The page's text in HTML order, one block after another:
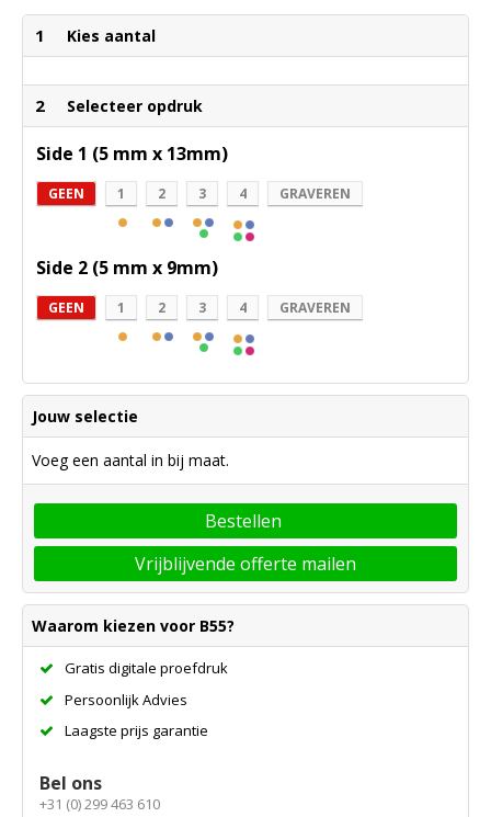
1 Kies aantal
2 Selecteer opdruk
Side 1 (5 mm x 13mm)
GEEN 1 2 3 4 GRAVEREN
Side 2 (5 mm x 9mm)
GEEN 1 2 3 4 GRAVEREN
Jouw selectie
Voeg een aantal in bij maat.
Bestellen
Vrijblijvende offerte mailen
Waarom kiezen voor B55?
Gratis digitale proefdruk
Persoonlijk Advies
Laagste prijs garantie
Bel ons
+31 (0) 299 463 610